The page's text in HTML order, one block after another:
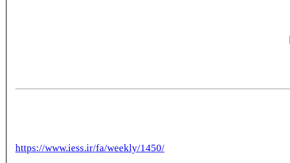
https://www.iess.ir/fa/weekly/1450/